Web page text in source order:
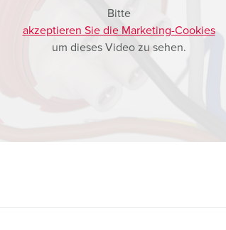
Bitte
akzeptieren Sie die Marketing-Cookies
um dieses Video zu sehen.